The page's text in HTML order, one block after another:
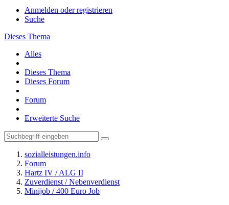
Anmelden oder registrieren
Suche
Dieses Thema
Alles
Dieses Thema
Dieses Forum
Forum
Erweiterte Suche
sozialleistungen.info
Forum
Hartz IV / ALG II
Zuverdienst / Nebenverdienst
Minijob / 400 Euro Job